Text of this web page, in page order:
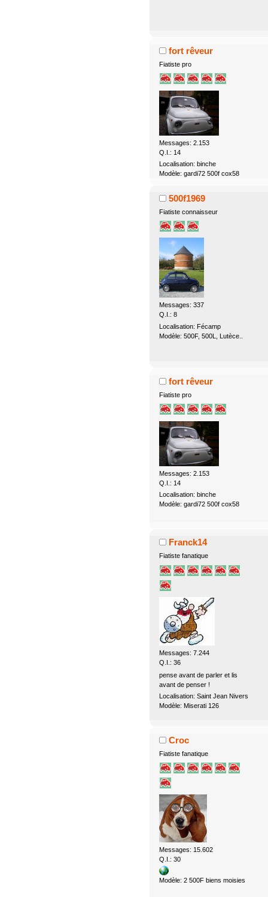
fort rêveur
Fiatiste pro
Messages: 2.153
Q.I.: 14
Localisation: binche
Modèle: gardi72 500f cox58
500f1969
Fiatiste connaisseur
Messages: 337
Q.I.: 8
Localisation: Fécamp
Modèle: 500F, 500L, Lutèce..
fort rêveur
Fiatiste pro
Messages: 2.153
Q.I.: 14
Localisation: binche
Modèle: gardi72 500f cox58
Franck14
Fiatiste fanatique
Messages: 7.244
Q.I.: 36
pense avant de parler et lis
avant de penser !
Localisation: Saint Jean Nivers
Modèle: Miserati 126
Croc
Fiatiste fanatique
Messages: 15.602
Q.I.: 30
Modèle: 2 500F biens moisies